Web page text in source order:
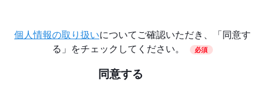
個人情報の取り扱いについてご確認いただき、「同意す
る」をチェックしてください。
必須
同意する